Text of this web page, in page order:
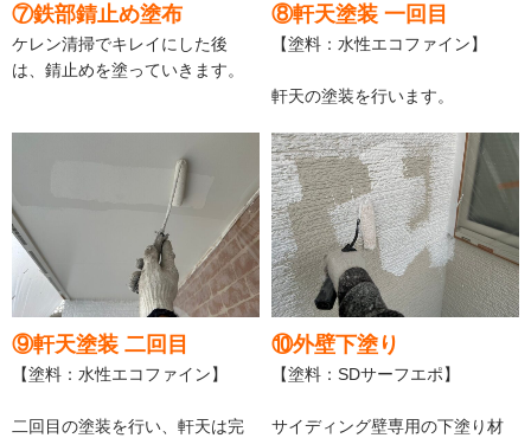
⑦鉄部錆止め塗布
ケレン清掃でキレイにした後
は、錆止めを塗っていきます。
⑧軒天塗装 一回目
【塗料：水性エコファイン】
軒天の塗装を行います。
⑨軒天塗装 二回目
【塗料：水性エコファイン】
二回目の塗装を行い、軒天は完
⑩外壁下塗り
【塗料：SDサーフエポ】
サイディング壁専用の下塗り材